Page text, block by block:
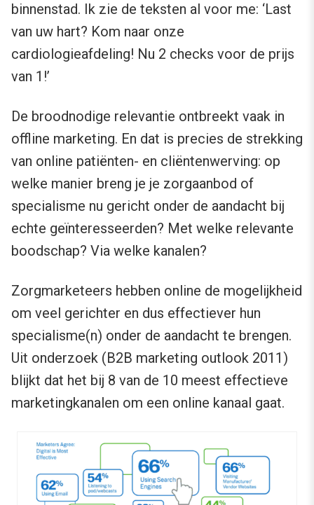
binnenstad. Ik zie de teksten al voor me: ‘Last
van uw hart? Kom naar onze
cardiologieafdeling! Nu 2 checks voor de prijs
van 1!’
De broodnodige relevantie ontbreekt vaak in
offline marketing. En dat is precies de strekking
van online patiënten- en cliëntenwerving: op
welke manier breng je je zorgaanbod of
specialisme nu gericht onder de aandacht bij
echte geïnteresseerden? Met welke relevante
boodschap? Via welke kanalen?
Zorgmarketeers hebben online de mogelijkheid
om veel gerichter en dus effectiever hun
specialisme(n) onder de aandacht te brengen.
Uit onderzoek (B2B marketing outlook 2011)
blijkt dat het bij 8 van de 10 meest effectieve
marketingkanalen om een online kanaal gaat.